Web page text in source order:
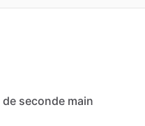
seconde main